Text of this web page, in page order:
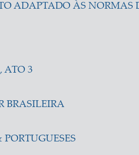
ADAPTADO ÀS NORMAS
ATO 3
BRASILEIRA
PORTUGUESES